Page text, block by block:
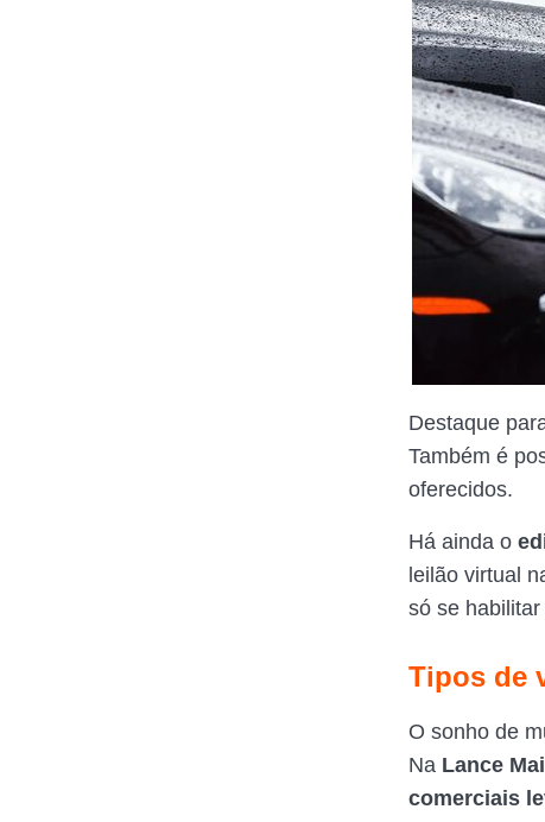
Destaque
Também é
oferecidos.
Há ainda o
leilão virtual
só se
Tipos de
O sonho de
Na Lance
comerciais